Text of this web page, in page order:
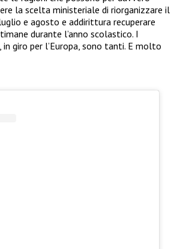
la scelta ministeriale di riorganizzare il
e agosto e addirittura recuperare
durante l’anno scolastico. I
giro per l’Europa, sono tanti. E molto